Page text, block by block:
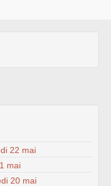
22 mai
mai
20 mai